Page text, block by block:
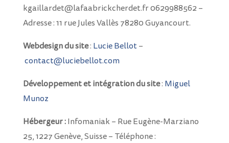
kgaillardet@lafaabrickcherdet.fr 0629988562 –
Adresse : 11 rue Jules Vallès 78280 Guyancourt.
Webdesign du site: Lucie Bellot–
contact@luciebellot.com
Développement et intégration du site: Miguel
Munoz
Hébergeur :Infomaniak – Rue Eugène-Marziano
25, 1227 Genève, Suisse – Téléphone :